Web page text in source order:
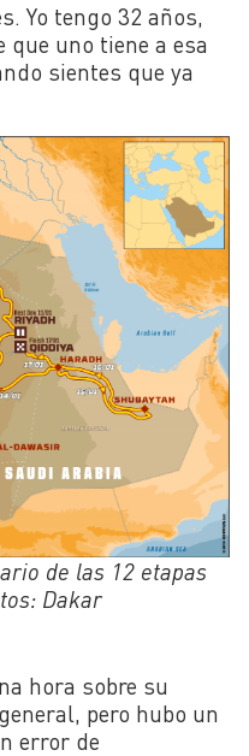
Yo tengo 32 años,
que uno tiene a esa
sientes que ya
de las 12 etapas
Dakar
hora sobre su
pero hubo un
error de